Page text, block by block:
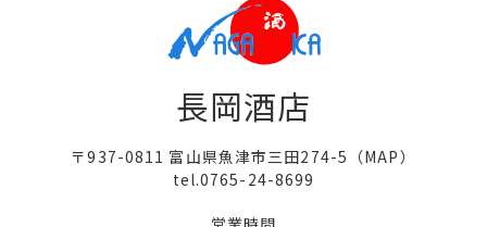
長岡酒店
〒937-0811 富山県魚津市三田274-5（MAP）
tel.0765-24-8699